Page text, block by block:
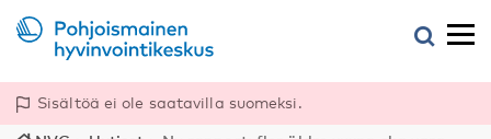
Sisältöä ei ole saatavilla suomeksi.